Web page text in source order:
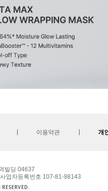
이용약관 개
빌딩 04637
업자등록번호 107-81-98143